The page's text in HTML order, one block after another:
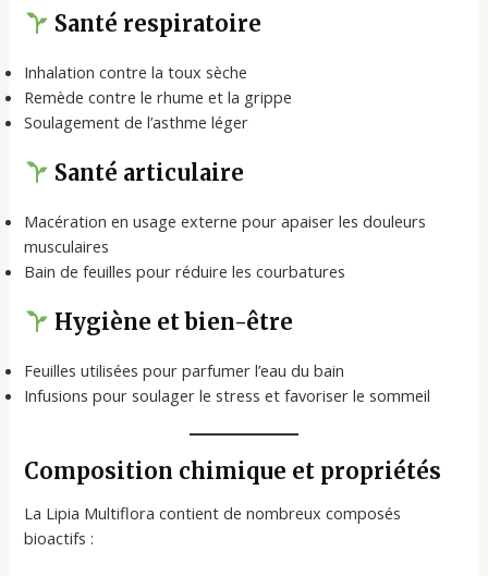
Santé respiratoire
Inhalation contre la toux sèche
Remède contre le rhume et la grippe
Soulagement de l’asthme léger
Santé articulaire
Macération en usage externe pour apaiser les douleurs
musculaires
Bain de feuilles pour réduire les courbatures
Hygiène et bien-être
Feuilles utilisées pour parfumer l’eau du bain
Infusions pour soulager le stress et favoriser le sommeil
Composition chimique et propriétés
La Lipia Multiflora contient de nombreux composés
bioactifs :